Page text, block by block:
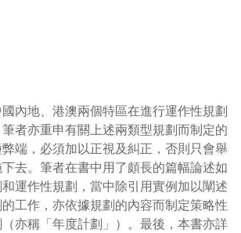
內地、港澳兩個特區在進行運作性規劃
者亦重申有關上述兩類型規劃而制定的
端，必須加以正視及糾正，否則只會舉
去。筆者在書中用了頗長的篇幅論述如
運作性規劃，當中除引用實例加以闡述
工作，亦依據規劃的內容而制定策略性
亦稱「年度計劃」）。最後，本書亦詳